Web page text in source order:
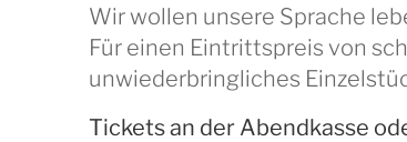
Wir wollen unsere Sprache
Für einen Eintrittspreis von
unwiederbringliches
Tickets an der Abendkasse